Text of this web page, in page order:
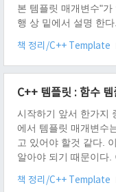
본 템플릿 매개변수"
행 상 밑에서 설명 한
변수는 클래스 템플릿
매개변수를 사용 할
다. 이렇게 만든 클래
와 같이, 생략되어서
에 의하여 초기화가 이
책 정리/C++ Template
C++ 템플릿 : 함수 템
시작하기 앞서 한가지
에서 템플릿 매개변수
고 있어야 할것 같다.
알아야 되기 때문이다.
이다. 우선 컴파일러
책 정리/C++ Template